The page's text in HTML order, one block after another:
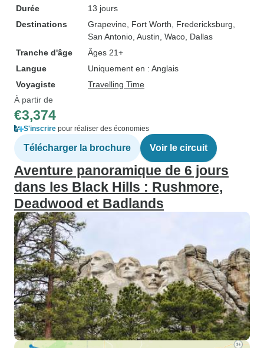
Durée
13 jours
Destinations
Grapevine , Fort Worth , Fredericksburg
San Antonio , Austin , Waco , Dallas
Tranche d'âge
Âges 21+
Langue
Uniquement en : Anglais
Voyagiste
Travelling Time
À partir de
€3,374
S'inscrire pour réaliser des économies
Télécharger la brochure Voir le circuit
Aventure panoramique de 6 jours
dans les Black Hills : Rushmore,
Deadwood et Badlands